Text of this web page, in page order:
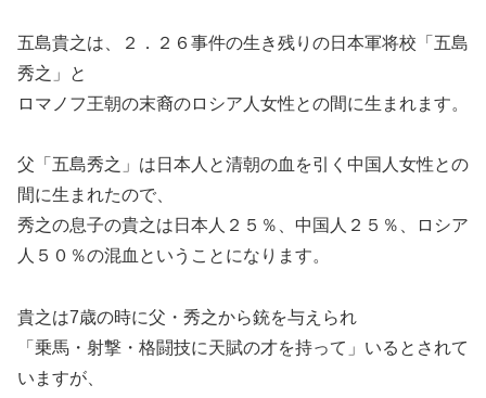
五島貴之は、２．２６事件の生き残りの日本軍将校「五島
秀之」と
ロマノフ王朝の末裔のロシア人女性との間に生まれます。
父「五島秀之」は日本人と清朝の血を引く中国人女性との
間に生まれたので、
秀之の息子の貴之は日本人２５％、中国人２５％、ロシア
人５０％の混血ということになります。
貴之は7歳の時に父・秀之から銃を与えられ
「乗馬・射撃・格闘技に天賦の才を持って」いるとされて
いますが、